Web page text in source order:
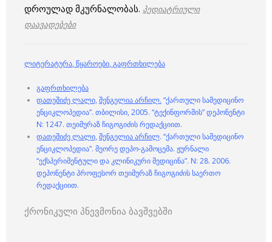
დროულად მკურნალობას. პედიატრიული
დაავადებები
ლიტერატურა, წყაროები, გაფრთხილება
გაფრთხილება
დათეშიძე ლალი, შენგელია არჩილ. “ქართული სამედიცინო
ენციკლოპედია”. თბილისი, 2005. “ტექინფორმის” დეპონენტი
N: 1247. თეიმურაზ ჩიგოგიძის რედაქციით.
დათეშიძე ლალი, შენგელია არჩილ. “ქართული სამედიცინო
ენციკლოპედია”. მეორე დეპო-გამოცემა. ჟურნალი
“ექსპერიმენტული და კლინიკური მედიცინა”. N: 28. 2006.
დეპონენტი პროფესორ თეიმურაზ ჩიგოგიძის საერთო
რედაქციით.
ქრონიკული პნევმონია ბავშვებში